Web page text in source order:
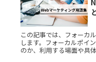
この記事では、フォーカ
します。フォーカルポイ
のか、利用する場面や具